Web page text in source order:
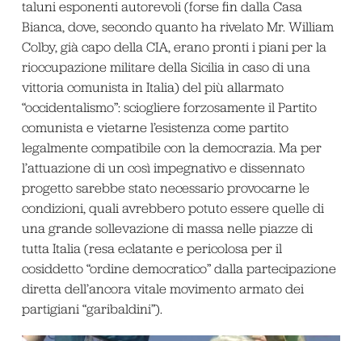
taluni esponenti autorevoli (forse fin dalla Casa
Bianca, dove, secondo quanto ha rivelato Mr. William
Colby, già capo della CIA, erano pronti i piani per la
rioccupazione militare della Sicilia in caso di una
vittoria comunista in Italia) del più allarmato
“occidentalismo”: sciogliere forzosamente il Partito
comunista e vietarne l’esistenza come partito
legalmente compatibile con la democrazia. Ma per
l’attuazione di un così impegnativo e dissennato
progetto sarebbe stato necessario provocarne le
condizioni, quali avrebbero potuto essere quelle di
una grande sollevazione di massa nelle piazze di
tutta Italia (resa eclatante e pericolosa per il
cosiddetto “ordine democratico” dalla partecipazione
diretta dell’ancora vitale movimento armato dei
partigiani “garibaldini”).